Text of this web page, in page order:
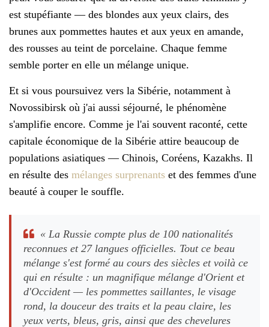
est stupéfiante — des blondes aux yeux clairs, des
brunes aux pommettes hautes et aux yeux en amande,
des rousses au teint de porcelaine. Chaque femme
semble porter en elle un mélange unique.
Et si vous poursuivez vers la Sibérie, notamment à
Novossibirsk où j'ai aussi séjourné, le phénomène
s'amplifie encore. Comme je l'ai souvent raconté, cette
capitale économique de la Sibérie attire beaucoup de
populations asiatiques — Chinois, Coréens, Kazakhs. Il
en résulte des mélanges surprenants et des femmes d'une
beauté à couper le souffle.
« La Russie compte plus de 100 nationalités
reconnues et 27 langues officielles. Tout ce beau
mélange s'est formé au cours des siècles et voilà ce
qui en résulte : un magnifique mélange d'Orient et
d'Occident — les pommettes saillantes, le visage
rond, la douceur des traits et la peau claire, les
yeux verts, bleus, gris, ainsi que des chevelures